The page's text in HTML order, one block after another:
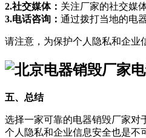
2.社交媒体： 关注厂家的社交媒
3.电话咨询： 通过拨打当地的电
请注意，为保护个人隐私和企业
五、总结
选择一家可靠的电器销毁厂家对
个人隐私和企业信息安全也是不